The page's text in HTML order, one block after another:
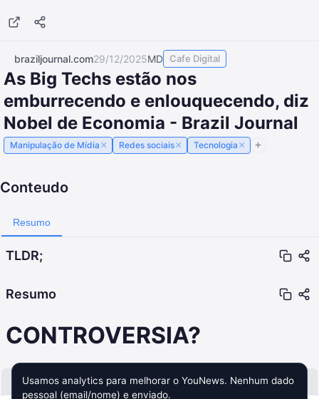
braziljournal.com29/12/2025MD Cafe Digital
As Big Techs estão nos
emburrecendo e enlouquecendo, diz
Nobel de Economia - Brazil Journal
Manipulação de Mídia × Redes sociais× Tecnologia ×
Conteudo
Resumo
TLDR;
Resumo
CONTROVERSIA?
Conteudo muito curto para gerar resumo automatico
Usamos analytics para melhorar o YouNews. Nenhum dado
pessoal (email/nome) e enviado.